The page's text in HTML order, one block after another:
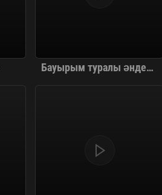
Бауырым туралы әндер жинағы